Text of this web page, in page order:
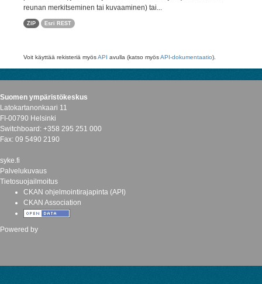
reunan merkitseminen tai kuvaaminen) tai...
ZIP Esri REST
Voit käyttää rekisteriä myösAPI avulla (katso myösAPI-dokumentaatio).
Suomen ympäristökeskus
Latokartanonkaari 11
FI-00790 Helsinki
Switchboard: +358 295 251 000
Fax: 09 5490 2190
syke.fi
Palvelukuvaus
Tietosuojailmoitus
CKAN ohjelmointirajapinta (API)
CKAN Association
Powered by